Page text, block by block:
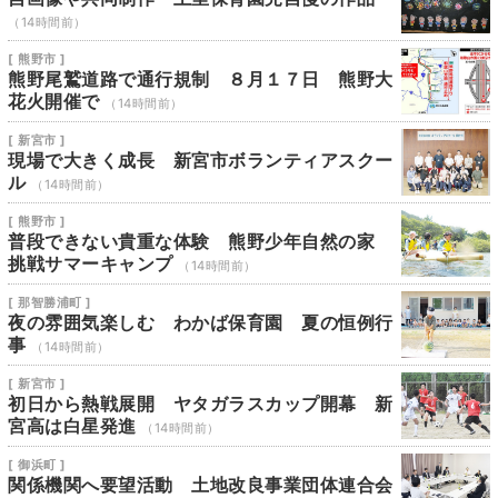
（14時間前）
[ 熊野市 ]
熊野尾鷲道路で通行規制 ８月１７日 熊野大
花火開催で
（14時間前）
[ 新宮市 ]
現場で大きく成長 新宮市ボランティアスクー
ル
（14時間前）
[ 熊野市 ]
普段できない貴重な体験 熊野少年自然の家
挑戦サマーキャンプ
（14時間前）
[ 那智勝浦町 ]
夜の雰囲気楽しむ わかば保育園 夏の恒例行
事
（14時間前）
[ 新宮市 ]
初日から熱戦展開 ヤタガラスカップ開幕 新
宮高は白星発進
（14時間前）
[ 御浜町 ]
関係機関へ要望活動 土地改良事業団体連合会